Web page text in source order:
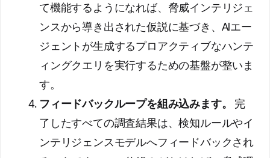
て機能するようになれば、脅威インテリジェ
ンスから導き出された仮説に基づき、AIエー
ジェントが生成するプロアクティブなハンテ
ィングクエリを実行するための基盤が整いま
す。
フィードバックループを組み込みます。
完
了したすべての調査結果は、検知ルールやイ
ンテリジェンスモデルへフィードバックされ